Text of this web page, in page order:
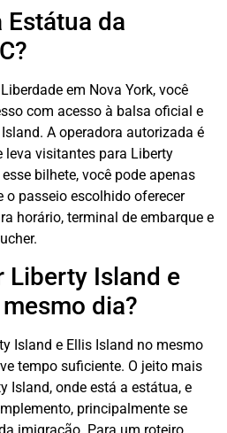
Estátua da
em Nova York, você
com acesso à balsa oficial e
A operadora autorizada é
leva visitantes para Liberty
bilhete, você pode apenas
o passeio escolhido oferecer
horário, terminal de embarque e
Liberty Island e
dia?
Island e Ellis Island no mesmo
tempo suficiente. O jeito mais
Island, onde está a estátua, e
principalmente se